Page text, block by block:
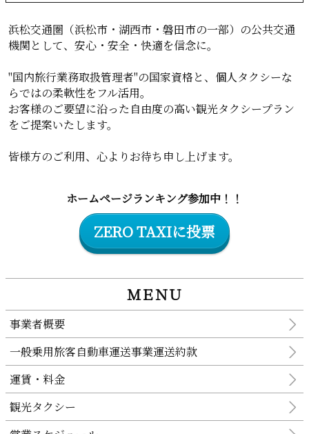
浜松交通圏（浜松市・湖西市・磐田市の一部）の公共交通
機関として、安心・安全・快適を信念に。
"国内旅行業務取扱管理者"の国家資格と、個人タクシーな
らではの柔軟性をフル活用。
お客様のご要望に沿った自由度の高い観光タクシープラン
をご提案いたします。
皆様方のご利用、心よりお待ち申し上げます。
ホームページランキング参加中！！
ZERO TAXIに投票
ＭＥＮＵ
事業者概要
一般乗用旅客自動車運送事業運送約款
運賃・料金
観光タクシー